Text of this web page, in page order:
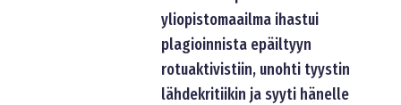
yliopistomaailma ihastui
plagioinnista epäiltyyn
rotuaktivistiin, unohti tyystin
lähdekritiikin ja syyti hänelle